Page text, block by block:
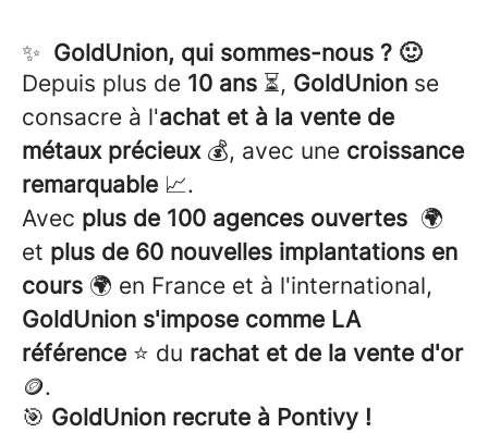
✨ GoldUnion, qui sommes-nous ? 🙂
Depuis plus de 10 ans ⏳, GoldUnion se
consacre à l'achat et à la vente de
métaux précieux💰, avec une croissance
remarquable 📈.
Avec plus de 100 agences ouvertes 🌍
et plus de 60 nouvelles implantations en
cours 🌍 en France et à l'international,
GoldUnion s'impose comme LA
référence ⭐ du rachat et de la vente d'or
🪙.
🎯 GoldUnion recrute à Pontivy !